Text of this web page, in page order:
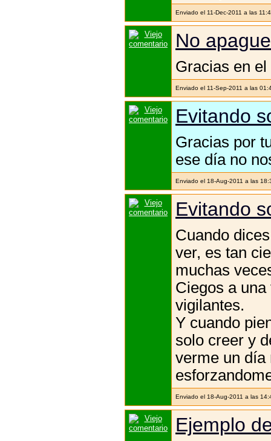
Enviado el 11-Dec-2011 a las
No
Gracias en
Enviado el 11-Sep-2011 a las
Evitando
Gracias por
ese día no
Enviado el 18-Aug-2011 a las
Evitando
Cuando
ver, es tan
muchas
Ciegos a
vigilantes.
Y cuando
solo creer y
verme un día
Enviado el 18-Aug-2011 a las
Ejemplo